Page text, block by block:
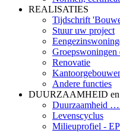
REALISATIES
Tijdschrift
Stuur uw project
Groepswoningen
Renovatie
Andere functies
DUURZAAMHEID
Duurzaamheid …
Levenscyclus
Milieuprofiel -